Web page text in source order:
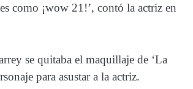
como ¡wow 21!’, contó la actriz en
se quitaba el maquillaje de ‘La
para asustar a la actriz.